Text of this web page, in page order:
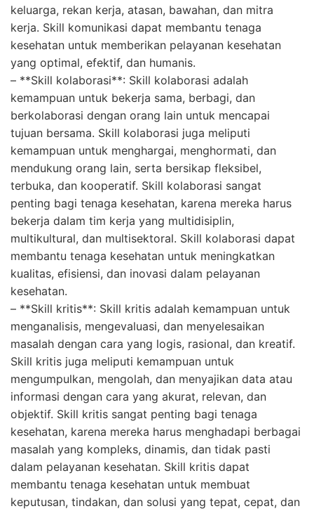
keluarga, rekan kerja, atasan, bawahan, dan mitra
kerja. Skill komunikasi dapat membantu tenaga
kesehatan untuk memberikan pelayanan kesehatan
yang optimal, efektif, dan humanis.
– **Skill kolaborasi**: Skill kolaborasi adalah
kemampuan untuk bekerja sama, berbagi, dan
berkolaborasi dengan orang lain untuk mencapai
tujuan bersama. Skill kolaborasi juga meliputi
kemampuan untuk menghargai, menghormati, dan
mendukung orang lain, serta bersikap fleksibel,
terbuka, dan kooperatif. Skill kolaborasi sangat
penting bagi tenaga kesehatan, karena mereka harus
bekerja dalam tim kerja yang multidisiplin,
multikultural, dan multisektoral. Skill kolaborasi dapat
membantu tenaga kesehatan untuk meningkatkan
kualitas, efisiensi, dan inovasi dalam pelayanan
kesehatan.
– **Skill kritis**: Skill kritis adalah kemampuan untuk
menganalisis, mengevaluasi, dan menyelesaikan
masalah dengan cara yang logis, rasional, dan kreatif.
Skill kritis juga meliputi kemampuan untuk
mengumpulkan, mengolah, dan menyajikan data atau
informasi dengan cara yang akurat, relevan, dan
objektif. Skill kritis sangat penting bagi tenaga
kesehatan, karena mereka harus menghadapi berbagai
masalah yang kompleks, dinamis, dan tidak pasti
dalam pelayanan kesehatan. Skill kritis dapat
membantu tenaga kesehatan untuk membuat
keputusan, tindakan, dan solusi yang tepat, cepat, dan